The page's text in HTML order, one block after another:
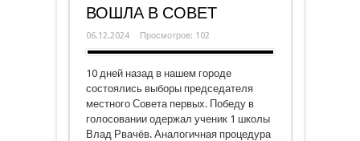
ВОШЛА В СОВЕТ
06.12.2024 Просмотров: 102
10 дней назад в нашем городе
состоялись выборы председателя
местного Совета первых. Победу в
голосовании одержал ученик 1 школы
Влад Рвачёв. Аналогичная процедура